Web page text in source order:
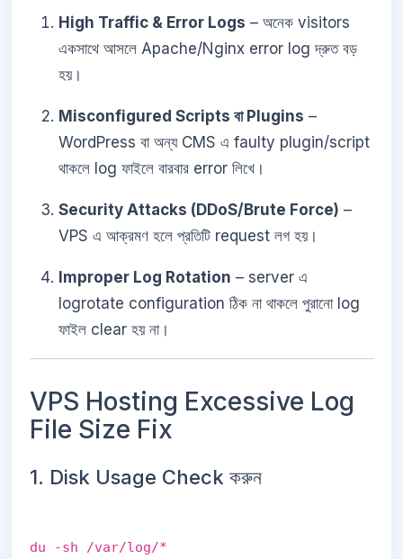
High Traffic & Error Logs – অনেক visitors
একসাথে আসলে Apache/Nginx error log দ্রুত বড়
হয়।
Misconfigured Scripts বা Plugins –
WordPress বা অন্য CMS এ faulty plugin/script
থাকলে log ফাইলে বারবার error লিখে।
Security Attacks (DDoS/Brute Force) –
VPS এ আক্রমণ হলে প্রতিটি request লগ হয়।
Improper Log Rotation – server এ
logrotate configuration ঠিক না থাকলে পুরানো log
ফাইল clear হয় না।
VPS Hosting Excessive Log
File Size Fix
1. Disk Usage Check করুন
du -sh /var/log/*